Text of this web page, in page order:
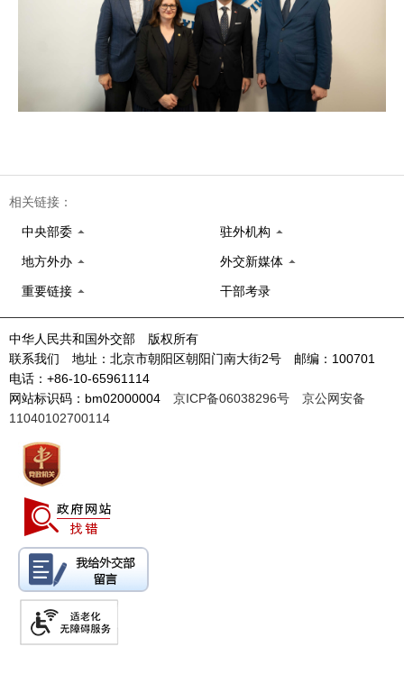
相关链接：
中央部委 驻外机构
地方外办 外交新媒体
重要链接 干部考录
中华人民共和国外交部 版权所有
联系我们 地址：北京市朝阳区朝阳门南大街2号 邮编：100701
电话：+86-10-65961114
网站标识码：bm02000004 京ICP备06038296号
京公网安备
11040102700114